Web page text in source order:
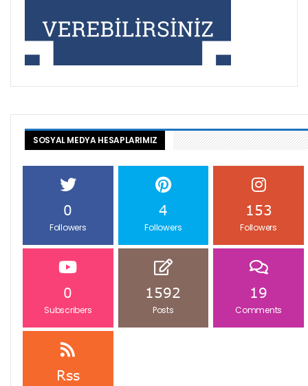
SOSYAL MEDYA HESAPLARIMIZ
0
Followers
4
Followers
153
Followers
0
Subscribers
1592
Posts
19
Comments
Rss